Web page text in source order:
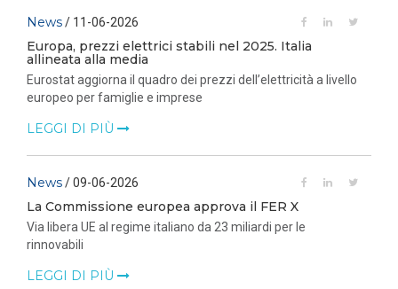
News/ 11-06-2026
Europa, prezzi elettrici stabili nel 2025. Italia
allineata alla media
Eurostat aggiorna il quadro dei prezzi dell’elettricità a livello
europeo per famiglie e imprese
LEGGI DI PIÙ
News/ 09-06-2026
La Commissione europea approva il FER X
Via libera UE al regime italiano da 23 miliardi per le
rinnovabili
LEGGI DI PIÙ